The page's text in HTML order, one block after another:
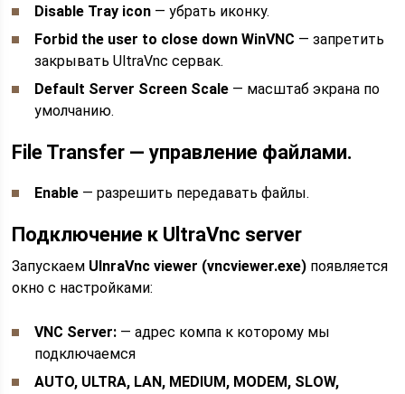
Disable Tray icon — убрать иконку.
Forbid the user to close down WinVNC — запретить
закрывать UltraVnc сервак.
Default Server Screen Scale — масштаб экрана по
умолчанию.
File Transfer — управление файлами.
Enable — разрешить передавать файлы.
Подключение к UltraVnc server
Запускаем UlnraVnc viewer (vncviewer.exe) появляется
окно с настройками:
VNC Server: — адрес компа к которому мы
подключаемся
AUTO, ULTRA, LAN, MEDIUM, MODEM, SLOW,